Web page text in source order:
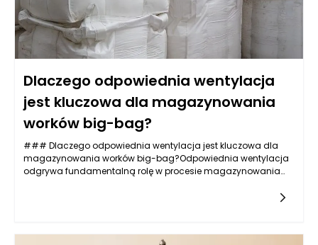
Dlaczego odpowiednia wentylacja
jest kluczowa dla magazynowania
worków big-bag?
### Dlaczego odpowiednia wentylacja jest kluczowa dla
magazynowania worków big-bag?Odpowiednia wentylacja
odgrywa fundamentalną rolę w procesie magazynowania